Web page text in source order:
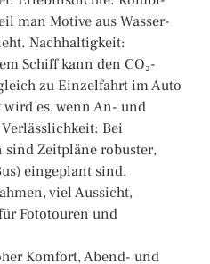
man Motive aus Wasser-
Nachhaltigkeit:
Schiff kann den CO₂-
zu Einzelfahrt im Auto
es, wenn An- und
Bei
sind Zeitpläne robuster,
eingeplant sind.
viel Aussicht,
Fototouren und
Komfort, Abend- und